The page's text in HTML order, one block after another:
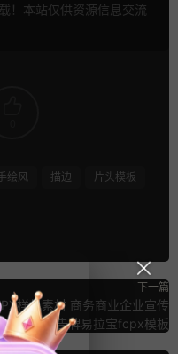
！本站仅供资源信息交流
绘风 描边
片头模板
下一篇
样机素材 商务商业企业宣传
3D立体广告牌易拉宝fcpx模板